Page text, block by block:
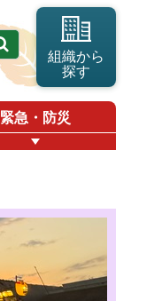
組織から
探す
緊急・防災